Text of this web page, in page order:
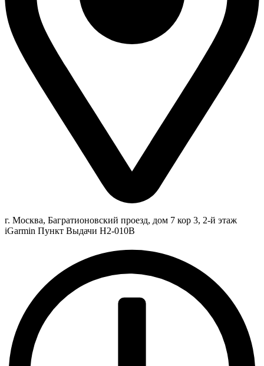
г. Москва, Багратионовский проезд, дом 7 кор 3, 2-й этаж
iGarmin Пункт Выдачи Н2-010В